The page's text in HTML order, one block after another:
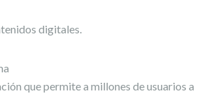
digitales.
que permite a millones de usuarios a